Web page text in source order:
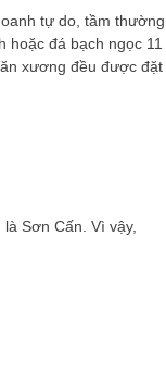
tự do, tầm thường
hoặc đá bạch ngọc 11
xương đều được đặt
Sơn Cấn. Vì vậy,